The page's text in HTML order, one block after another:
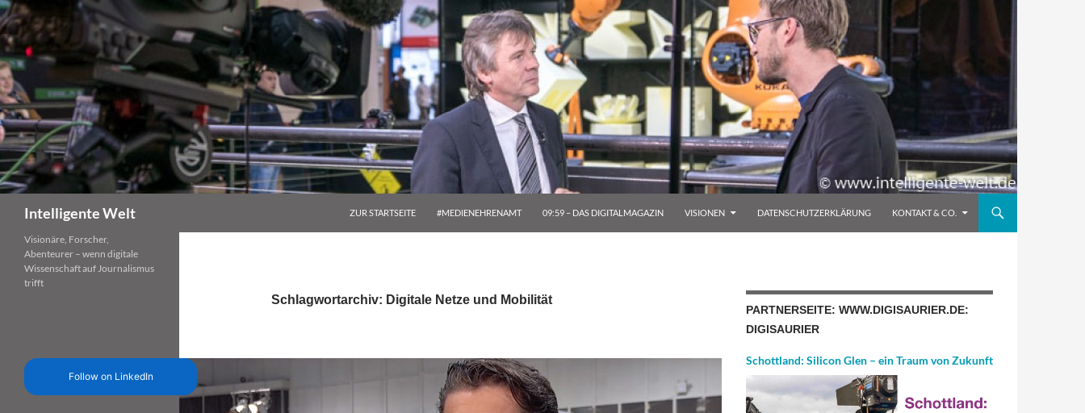
Zum
Inhalt
springen
Intelligente Welt ZUR STARTSEITE #MEDIENEHRENAMT 09:59 – DAS DIGITALMAGAZIN VISIONEN DATENSCHUTZERKLÄRUNG KONTAKT & CO.
Schlagwortarchiv: Digitale Netze und Mobilität
PARTNERSEITE: WWW.DIGISAURIER.DE:
DIGISAURIER
Schottland: Silicon Glen – ein Traum von Zukunft
Visionäre, Forscher,
Abenteurer – wenn digitale
Wissenschaft auf Journalismus
trifft
Follow on LinkedIn